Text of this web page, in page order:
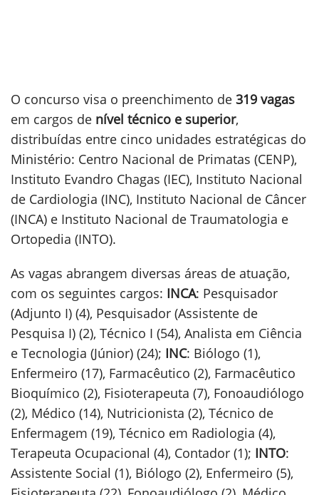
O concurso visa o preenchimento de 319 vagas
em cargos de nível técnico e superior,
distribuídas entre cinco unidades estratégicas do
Ministério: Centro Nacional de Primatas (CENP),
Instituto Evandro Chagas (IEC), Instituto Nacional
de Cardiologia (INC), Instituto Nacional de Câncer
(INCA) e Instituto Nacional de Traumatologia e
Ortopedia (INTO).
As vagas abrangem diversas áreas de atuação,
com os seguintes cargos: INCA: Pesquisador
(Adjunto I) (4), Pesquisador (Assistente de
Pesquisa I) (2), Técnico I (54), Analista em Ciência
e Tecnologia (Júnior) (24); INC: Biólogo (1),
Enfermeiro (17), Farmacêutico (2), Farmacêutico
Bioquímico (2), Fisioterapeuta (7), Fonoaudiólogo
(2), Médico (14), Nutricionista (2), Técnico de
Enfermagem (19), Técnico em Radiologia (4),
Terapeuta Ocupacional (4), Contador (1); INTO:
Assistente Social (1), Biólogo (2), Enfermeiro (5),